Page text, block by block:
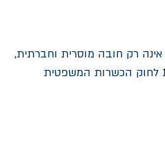
אינה רק חובה מוסרית וחברתית,
אלא גם חובה על פי חוק. סעיף 15 לחוק הכשרות המשפטית